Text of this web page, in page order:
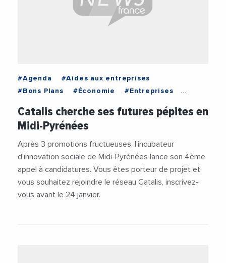
#Agenda
#Aides aux entreprises
#Bons Plans
#Économie
#Entreprises
Catalis cherche ses futures pépites en
Midi-Pyrénées
Après 3 promotions fructueuses, l’incubateur
d’innovation sociale de Midi-Pyrénées lance son 4ème
appel à candidatures. Vous êtes porteur de projet et
vous souhaitez rejoindre le réseau Catalis, inscrivez-
vous avant le 24 janvier.